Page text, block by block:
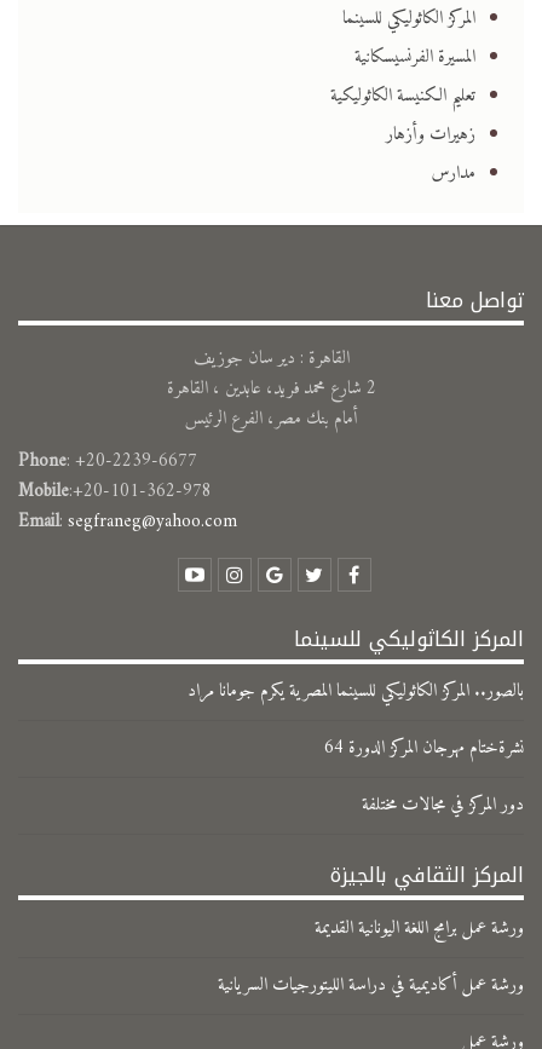
المركز الكاثوليكي للسينما
المسيرة الفرنسيسكانية
تعليم الكنيسة الكاثوليكية
زهيرات وأزهار
مدارس
تواصل معنا
القاهرة : دير سان جوزيف
2 شارع محمد فريد، عابدين ، القاهرة
أمام بنك مصر، الفرع الرئيس
Phone: +20-2239-6677
Mobile:+20-101-362-978
Email:segfraneg@yahoo.com
المركز الكاثوليكي للسينما
بالصور.. المركز الكاثوليكي للسينما المصرية يكرم جومانا مراد
نشرةختام مهرجان المركز الدورة 64
دور المركز في مجالات مختلفة
المركز الثقافي بالجيزة
ورشة عمل برامج اللغة اليونانية القديمة
ورشة عمل أكاديمية في دراسة الليتورجيات السريانية
ورشة عمل